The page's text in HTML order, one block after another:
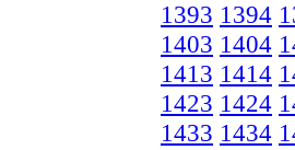
1393 1394
1403 1404
1413 1414
1423 1424
1433 1434